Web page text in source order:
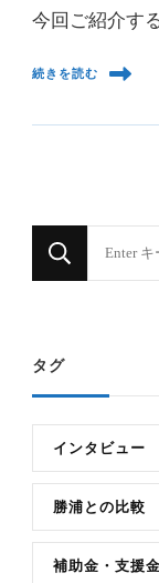
今回ご紹介す
続きを読む
し
か
?
タグ
インタビュー
勝浦との比較
補助金・支援金